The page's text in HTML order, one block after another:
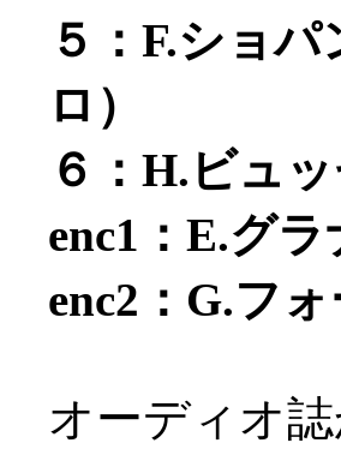
５：F.ショ
ロ）
６：H.ビュ
enc1：E.グ
enc2：G.フ
オーディオ